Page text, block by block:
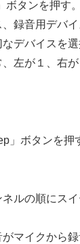
ボタンを押す。
録音用デバ
デバイスを選
左が１、右が
」ボタンを押
ルの順にス
マイクから